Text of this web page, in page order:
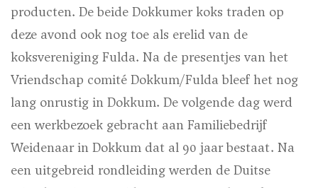
producten. De beide Dokkumer koks traden op
deze avond ook nog toe als erelid van de
koksvereniging Fulda. Na de presentjes van het
Vriendschap comité Dokkum/Fulda bleef het nog
lang onrustig in Dokkum. De volgende dag werd
een werkbezoek gebracht aan Familiebedrijf
Weidenaar in Dokkum dat al 90 jaar bestaat. Na
een uitgebreid rondleiding werden de Duitse